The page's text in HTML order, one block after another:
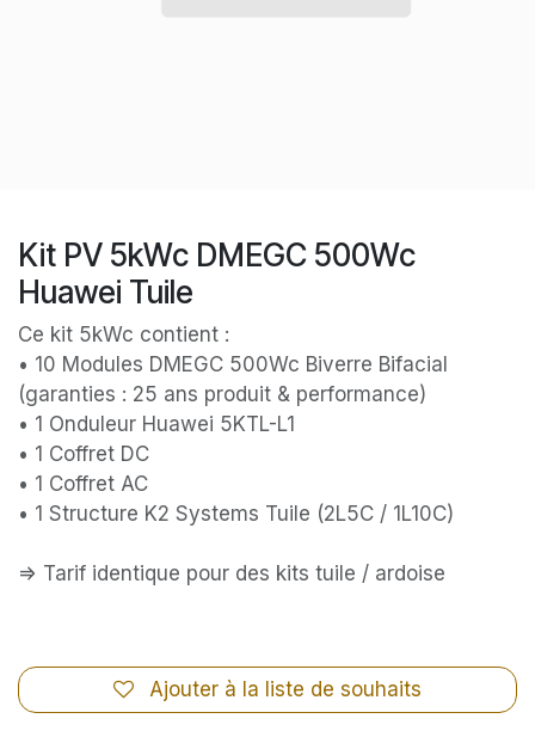
Kit PV 5kWc DMEGC 500Wc
Huawei Tuile
Ce kit 5kWc contient :
• 10 Modules DMEGC 500Wc Biverre Bifacial
(garanties : 25 ans produit & performance)
• 1 Onduleur Huawei 5KTL-L1
• 1 Coffret DC
• 1 Coffret AC
• 1 Structure K2 Systems Tuile (2L5C / 1L10C)
=> Tarif identique pour des kits tuile / ardoise
Ajouter à la liste de souhaits